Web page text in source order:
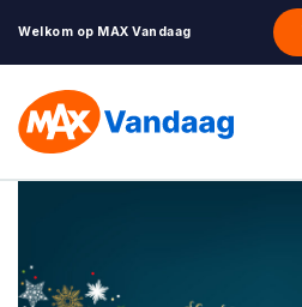
Welkom op MAX Vandaag